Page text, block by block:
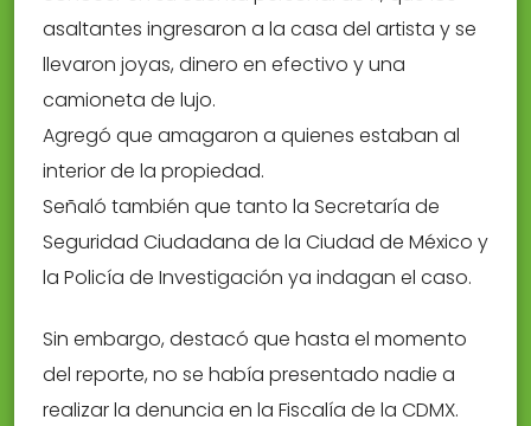
asaltantes ingresaron a la casa del artista y se
llevaron joyas, dinero en efectivo y una
camioneta de lujo.
Agregó que amagaron a quienes estaban al
interior de la propiedad.
Señaló también que tanto la Secretaría de
Seguridad Ciudadana de la Ciudad de México y
la Policía de Investigación ya indagan el caso.
Sin embargo, destacó que hasta el momento
del reporte, no se había presentado nadie a
realizar la denuncia en la Fiscalía de la CDMX.